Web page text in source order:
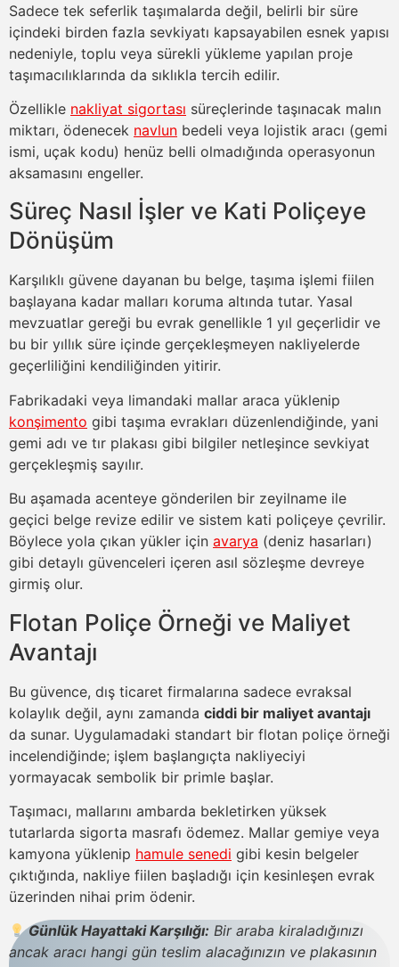
Sadece tek seferlik taşımalarda değil, belirli bir süre
içindeki birden fazla sevkiyatı kapsayabilen esnek yapısı
nedeniyle, toplu veya sürekli yükleme yapılan proje
taşımacılıklarında da sıklıkla tercih edilir.
Özellikle nakliyat sigortası süreçlerinde taşınacak malın
miktarı, ödenecek navlun bedeli veya lojistik aracı (gemi
ismi, uçak kodu) henüz belli olmadığında operasyonun
aksamasını engeller.
Süreç Nasıl İşler ve Kati Poliçeye
Dönüşüm
Karşılıklı güvene dayanan bu belge, taşıma işlemi fiilen
başlayana kadar malları koruma altında tutar. Yasal
mevzuatlar gereği bu evrak genellikle 1 yıl geçerlidir ve
bu bir yıllık süre içinde gerçekleşmeyen nakliyelerde
geçerliliğini kendiliğinden yitirir.
Fabrikadaki veya limandaki mallar araca yüklenip
konşimento gibi taşıma evrakları düzenlendiğinde, yani
gemi adı ve tır plakası gibi bilgiler netleşince sevkiyat
gerçekleşmiş sayılır.
Bu aşamada acenteye gönderilen bir zeyilname ile
geçici belge revize edilir ve sistem kati poliçeye çevrilir.
Böylece yola çıkan yükler için avarya (deniz hasarları)
gibi detaylı güvenceleri içeren asıl sözleşme devreye
girmiş olur.
Flotan Poliçe Örneği ve Maliyet
Avantajı
Bu güvence, dış ticaret firmalarına sadece evraksal
kolaylık değil, aynı zamanda ciddi bir maliyet avantajı
da sunar. Uygulamadaki standart bir flotan poliçe örneği
incelendiğinde; işlem başlangıçta nakliyeciyi
yormayacak sembolik bir primle başlar.
Taşımacı, mallarını ambarda bekletirken yüksek
tutarlarda sigorta masrafı ödemez. Mallar gemiye veya
kamyona yüklenip hamule senedi gibi kesin belgeler
çıktığında, nakliye fiilen başladığı için kesinleşen evrak
üzerinden nihai prim ödenir.
Günlük Hayattaki Karşılığı: Bir araba kiraladığınızı
ancak aracı hangi gün teslim alacağınızın ve plakasının